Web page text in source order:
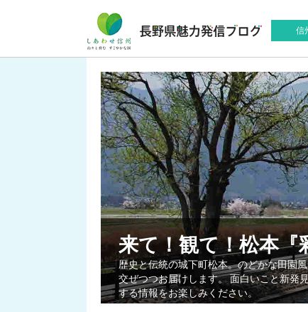
信
来て！観て！松本『
歴史と伝統の城下町松本。のどかな田園
交ぜつつお届けします。 面白いこと新発
する情報をお楽しみください。